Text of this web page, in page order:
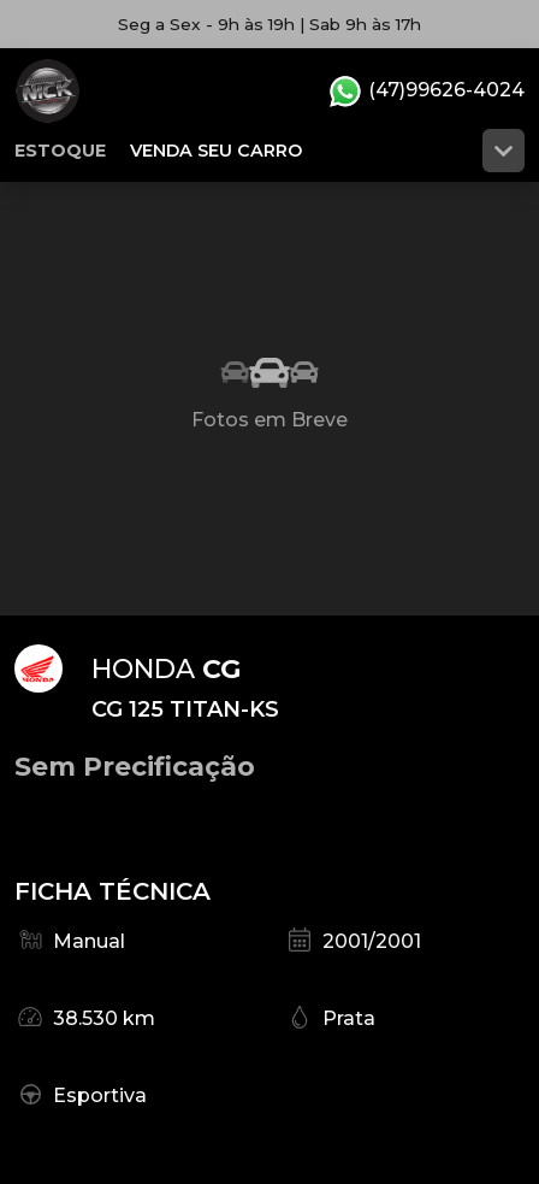
Seg a Sex - 9h às 19h | Sab 9h às 17h
ESTOQUE VENDA SEU CARRO
(47)99626-4024
Fotos em Breve
HONDA CG
CG 125 TITAN-KS
Sem Precificação
FICHA TÉCNICA
Manual 2001/2001
38.530 km Prata
Esportiva